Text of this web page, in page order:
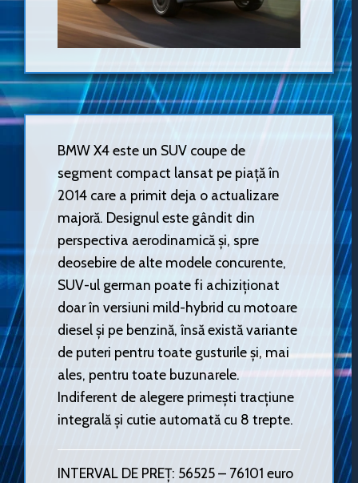
BMW X4 este un SUV coupe de
segment compact lansat pe piață în
2014 care a primit deja o actualizare
majoră. Designul este gândit din
perspectiva aerodinamică și, spre
deosebire de alte modele concurente,
SUV-ul german poate fi achiziționat
doar în versiuni mild-hybrid cu motoare
diesel și pe benzină, însă există variante
de puteri pentru toate gusturile și, mai
ales, pentru toate buzunarele.
Indiferent de alegere primești tracțiune
integrală și cutie automată cu 8 trepte.
INTERVAL DE PREȚ: 56525 – 76101 euro